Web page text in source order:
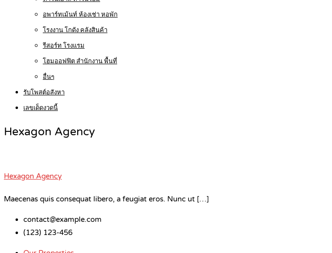
อพาร์ทเม้นท์ ห้องเช่า หอพัก
โรงงาน โกดัง คลังสินค้า
รีสอร์ท โรงแรม
โฮมออฟฟิต สำนักงาน พื้นที่
อื่นๆ
รับโพสต์อสังหา
เลขเด็ดงวดนี้
Hexagon Agency
Hexagon Agency
Maecenas quis consequat libero, a feugiat eros. Nunc ut […]
contact@example.com
(123) 123-456